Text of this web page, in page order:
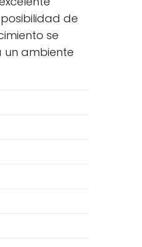
de
se
ambiente